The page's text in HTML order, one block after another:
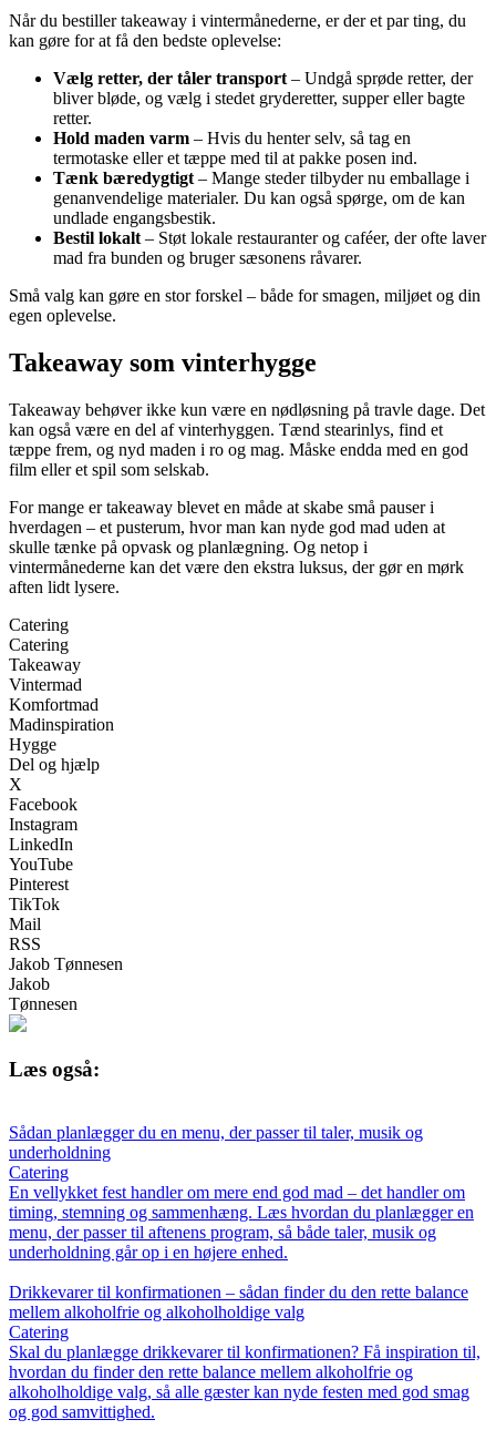
Når du bestiller takeaway i vintermånederne, er der et par ting, du
kan gøre for at få den bedste oplevelse:
Vælg retter, der tåler transport – Undgå sprøde retter, der
bliver bløde, og vælg i stedet gryderetter, supper eller bagte
retter.
Hold maden varm – Hvis du henter selv, så tag en
termotaske eller et tæppe med til at pakke posen ind.
Tænk bæredygtigt – Mange steder tilbyder nu emballage i
genanvendelige materialer. Du kan også spørge, om de kan
undlade engangsbestik.
Bestil lokalt – Støt lokale restauranter og caféer, der ofte laver
mad fra bunden og bruger sæsonens råvarer.
Små valg kan gøre en stor forskel – både for smagen, miljøet og din
egen oplevelse.
Takeaway som vinterhygge
Takeaway behøver ikke kun være en nødløsning på travle dage. Det
kan også være en del af vinterhyggen. Tænd stearinlys, find et
tæppe frem, og nyd maden i ro og mag. Måske endda med en god
film eller et spil som selskab.
For mange er takeaway blevet en måde at skabe små pauser i
hverdagen – et pusterum, hvor man kan nyde god mad uden at
skulle tænke på opvask og planlægning. Og netop i
vintermånederne kan det være den ekstra luksus, der gør en mørk
aften lidt lysere.
Catering
Catering
Takeaway
Vintermad
Komfortmad
Madinspiration
Hygge
Del og hjælp
X
Facebook
Instagram
LinkedIn
YouTube
Pinterest
TikTok
Mail
RSS
Jakob Tønnesen
Jakob
Tønnesen
Læs også:
Sådan planlægger du en menu, der passer til taler, musik og
underholdning
Catering
En vellykket fest handler om mere end god mad – det handler om
timing, stemning og sammenhæng. Læs hvordan du planlægger en
menu, der passer til aftenens program, så både taler, musik og
underholdning går op i en højere enhed.
Drikkevarer til konfirmationen – sådan finder du den rette balance
mellem alkoholfrie og alkoholholdige valg
Catering
Skal du planlægge drikkevarer til konfirmationen? Få inspiration til,
hvordan du finder den rette balance mellem alkoholfrie og
alkoholholdige valg, så alle gæster kan nyde festen med god smag
og god samvittighed.